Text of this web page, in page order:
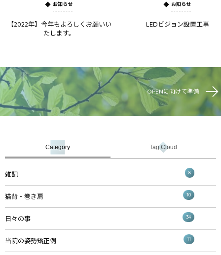
お知らせ
【2022年】今年もよろしくお願いい
たします。
お知らせ
LEDビジョン設置工事
OPENに向けて準備
Category Tag Cloud
雑記 8
猫背・巻き肩 10
日々の事 34
当院の姿勢矯正例 11